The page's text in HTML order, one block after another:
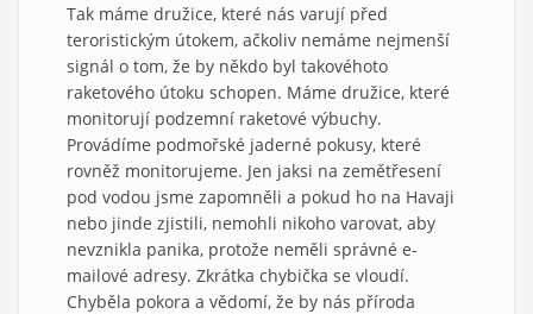
Tak máme družice, které nás varují před
teroristickým útokem, ačkoliv nemáme nejmenší
signál o tom, že by někdo byl takovéhoto
raketového útoku schopen. Máme družice, které
monitorují podzemní raketové výbuchy.
Provádíme podmořské jaderné pokusy, které
rovněž monitorujeme. Jen jaksi na zemětřesení
pod vodou jsme zapomněli a pokud ho na Havaji
nebo jinde zjistili, nemohli nikoho varovat, aby
nevznikla panika, protože neměli správné e-
mailové adresy. Zkrátka chybička se vloudí.
Chyběla pokora a vědomí, že by nás příroda